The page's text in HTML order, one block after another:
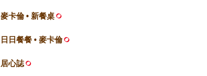
麥卡倫 • 新餐桌
日日餐餐 • 麥卡倫
居心誌